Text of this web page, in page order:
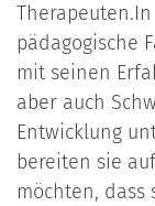
pädagogische
mit seinen
aber auch
Entwicklung
bereiten sie
möchten,